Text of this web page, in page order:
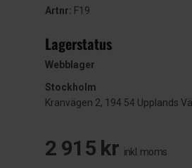
Artnr: F19
Lagerstatus
Webblager
Stockholm
Kranvägen 2, 194 54 Upplands
2 915 kr inkl. moms